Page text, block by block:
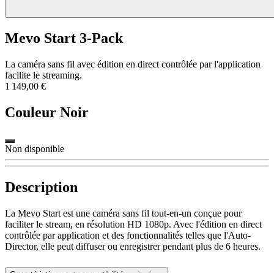
Mevo Start 3-Pack
La caméra sans fil avec édition en direct contrôlée par l'application
facilite le streaming.
1 149,00 €
Couleur Noir
Non disponible
Description
La Mevo Start est une caméra sans fil tout-en-un conçue pour
faciliter le stream, en résolution HD 1080p. Avec l'édition en direct
contrôlée par application et des fonctionnalités telles que l'Auto-
Director, elle peut diffuser ou enregistrer pendant plus de 6 heures.